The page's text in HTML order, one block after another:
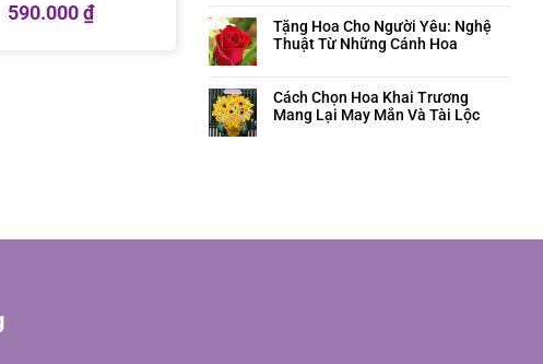
Tặng Hoa Cho Người Yêu: Nghệ
Thuật Từ Những Cánh Hoa
Cách Chọn Hoa Khai Trương
Mang Lại May Mắn Và Tài Lộc
590.000₫